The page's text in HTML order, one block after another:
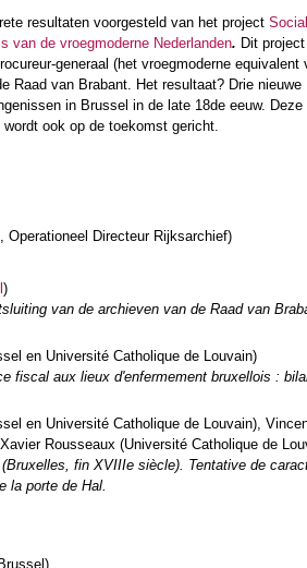
resultaten voorgesteld van het project
van de vroegmoderne Nederlanden. Dit
generaal (het vroegmoderne equivalent
Raad van Brabant. Het resultaat? Drie nieuwe
in Brussel in de late 18de eeuw. Deze
ook op de toekomst gericht.
Operationeel Directeur Rijksarchief)
)
van de archieven van de Raad van
en Université Catholique de Louvain)
fiscal aux lieux d'enfermement bruxellois :
en Université Catholique de Louvain),
Rousseaux (Université Catholique de
fin XVIIIe siècle). Tentative de
la porte de Hal.